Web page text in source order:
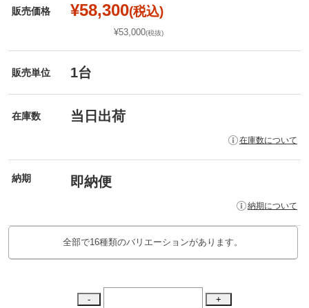
販売価格 ¥58,300(税込)
¥53,000(税抜)
販売単位 1台
在庫数 当日出荷
在庫数について
納期 即納便
納期について
全部で16種類のバリエーションがあります。